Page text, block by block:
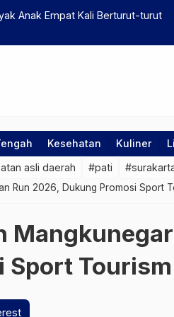
Anak Empat Kali Berturut-turut
Kesehatan Kuliner
asli daerah #pati
Run 2026, Dukung Promosi Sport
Sport Tourism